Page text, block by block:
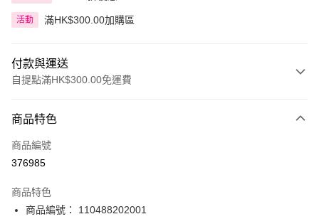
活動 滿HK$300.00加購區
付款與運送
自提點滿HK$300.00免運費
信用卡
Apple Pay
PayMe
商品特色
商品編號
376985
商品特色
商品編號： 110488202001